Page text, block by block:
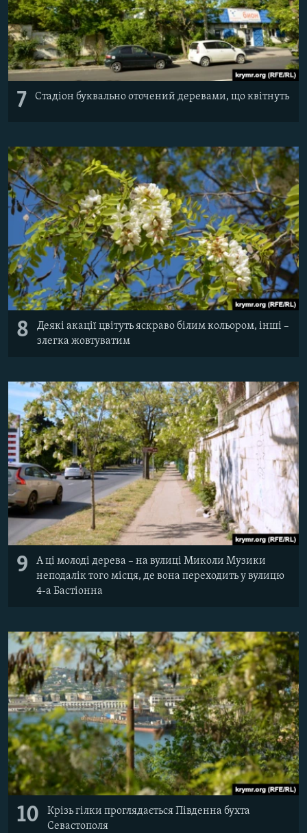
7 Стадіон буквально оточений деревами, що квітнуть
8
Деякі акації цвітуть яскраво білим кольором, інші –
злегка жовтуватим
9
А ці молоді дерева – на вулиці Миколи Музики
неподалік того місця, де вона переходить у вулицю
4-а Бастіонна
10
Крізь гілки проглядається Південна бухта
Севастополя